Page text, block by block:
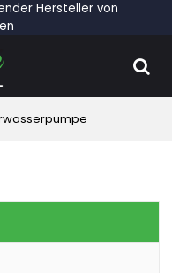
Hersteller von